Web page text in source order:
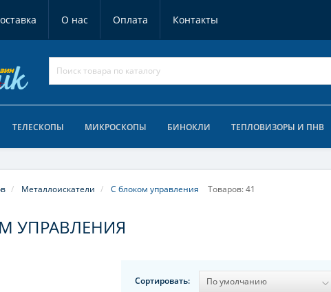
О нас Оплата Контакты
ТЕЛЕСКОПЫ МИКРОСКОПЫ БИНОКЛИ ТЕПЛОВИЗОРЫ И ПНВ
Металлоискатели С блоком управления Товаров: 41
УПРАВЛЕНИЯ
Сортировать: